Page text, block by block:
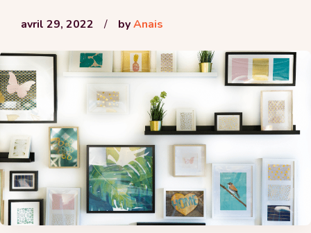
avril 29, 2022 / byAnais